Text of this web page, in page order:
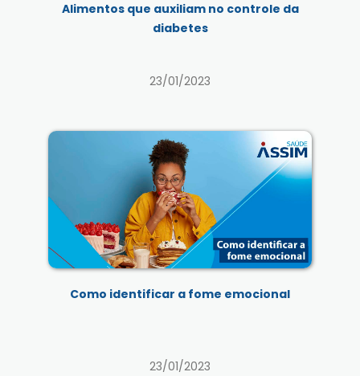
Alimentos que auxiliam no controle da
diabetes
23/01/2023
Como identificar a fome emocional
23/01/2023